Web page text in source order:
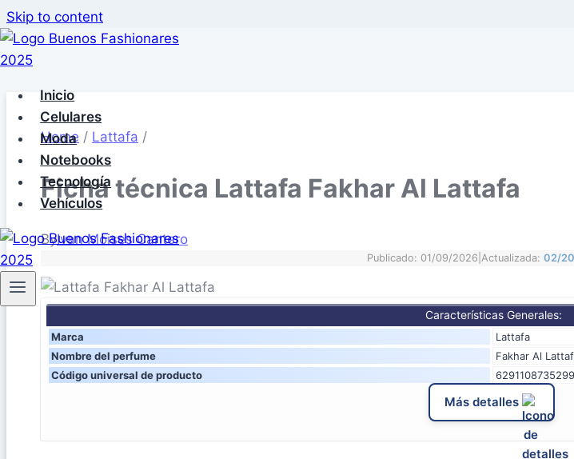
Skip to content
Inicio
Celulares
Moda
Notebooks
Tecnología
Vehículos
Home / Lattafa /
Ficha técnica Lattafa Fakhar Al Lattafa
ByIvan Moises Cantero
Publicado: 01/09/2026 Actualizada: 02/
Características Generales:
Marca
Lattafa
Nombre del perfume
Fakhar Al
Código universal de producto
6291108735299
Más detalles